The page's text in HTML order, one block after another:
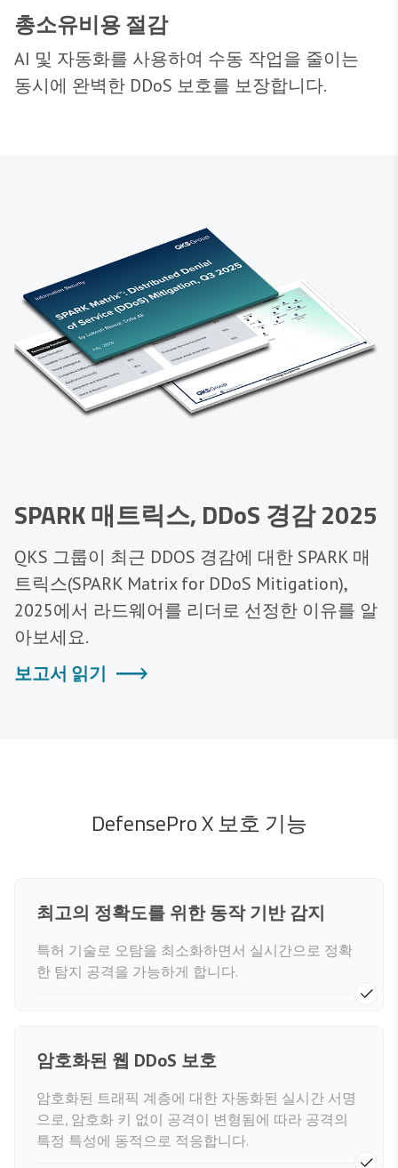
총소유비용 절감
AI 및 자동화를 사용하여 수동 작업을 줄이는
동시에 완벽한 DDoS 보호를 보장합니다.
SPARK 매트릭스, DDoS 경감 2025
QKS 그룹이 최근 DDOS 경감에 대한 SPARK 매
트릭스(SPARK Matrix for DDoS Mitigation),
2025에서 라드웨어를 리더로 선정한 이유를 알
아보세요.
보고서 읽기
DefensePro X 보호 기능
최고의 정확도를 위한 동작 기반 감지
특허 기술로 오탐을 최소화하면서 실시간으로 정확
한 탐지 공격을 가능하게 합니다.
암호화된 웹 DDoS 보호
암호화된 트래픽 계층에 대한 자동화된 실시간 서명
으로, 암호화 키 없이 공격이 변형됨에 따라 공격의
특정 특성에 동적으로 적응합니다.